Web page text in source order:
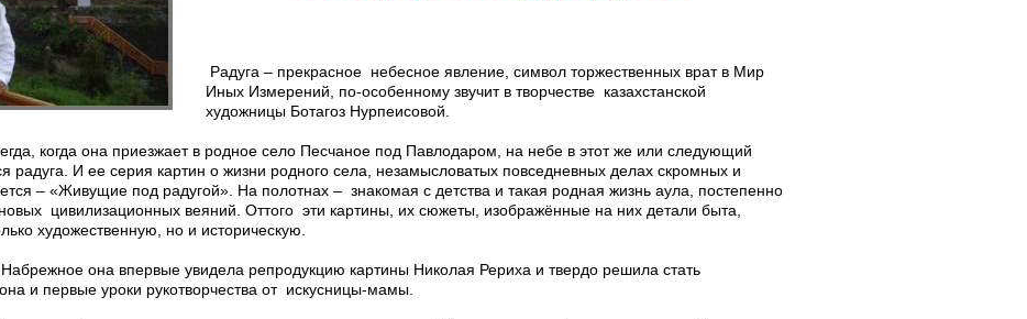
Радуга – прекрасное небесное явление, символ торжественных врат в Мир
Иных Измерений, по-особенному звучит в творчестве казахстанской
художницы Ботагоз Нурпеисовой.
когда она приезжает в родное село Песчаное под Павлодаром, на небе в этот же или следующий
радуга. И ее серия картин о жизни родного села, незамысловатых повседневных делах скромных и
– «Живущие под радугой». На полотнах – знакомая с детства и такая родная жизнь аула, постепенно
цивилизационных веяний. Оттого эти картины, их сюжеты, изображённые на них детали быта,
художественную, но и историческую.
она впервые увидела репродукцию картины Николая Рериха и твердо решила стать
и первые уроки рукотворчества от искусницы-мамы.